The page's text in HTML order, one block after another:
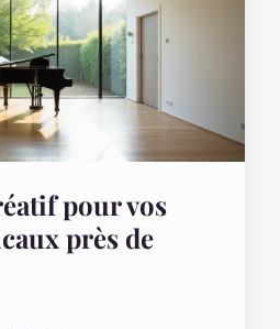
pour vos
près de